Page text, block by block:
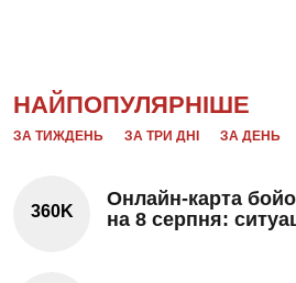
НАЙПОПУЛЯРНІШЕ
ЗА ТИЖДЕНЬ ЗА ТРИ ДНІ ЗА ДЕНЬ
360K
Онлайн-карта
на 8 серпня: